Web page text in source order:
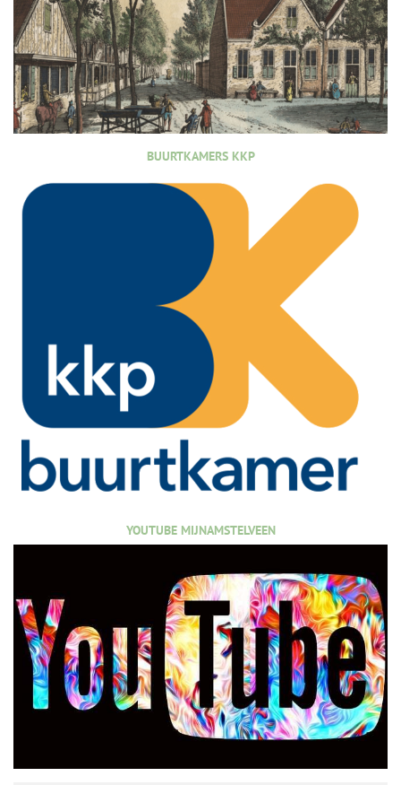
BUURTKAMERS KKP
YOUTUBE MIJNAMSTELVEEN